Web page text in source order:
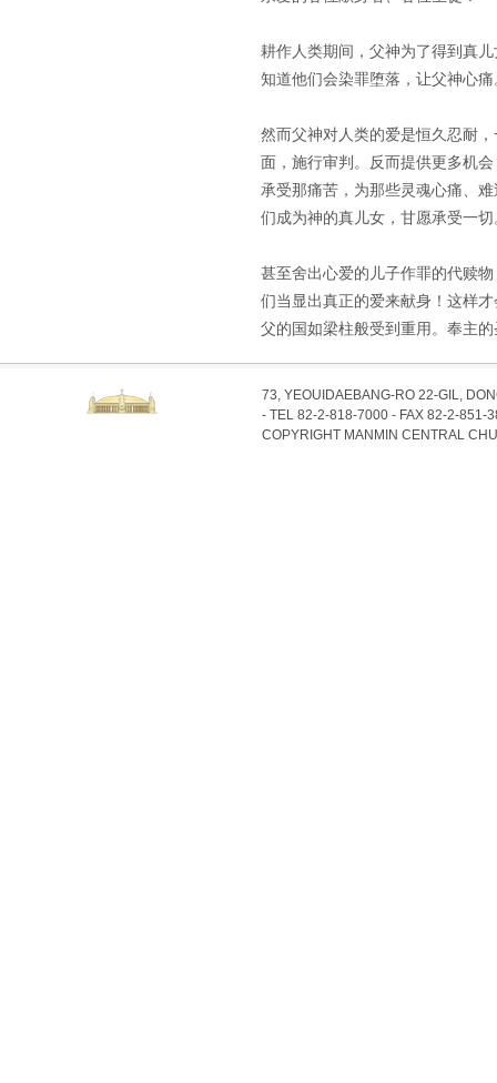
耕作人类期间，父神为了得到真
知道他们会染罪堕落，让父神心痛
然而父神对人类的爱是恒久忍耐
面，施行审判。反而提供更多机
承受那痛苦，为那些灵魂心痛、
们成为神的真儿女，甘愿承受一切
甚至舍出心爱的儿子作罪的代赎
们当显出真正的爱来献身！这样
父的国如梁柱般受到重用。奉主
73, YEOUIDAEBANG-RO 22-GIL,
- TEL 82-2-818-7000 - FAX 82-2-851-
COPYRIGHT MANMIN CENTRAL